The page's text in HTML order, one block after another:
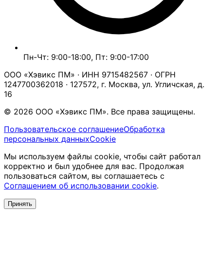
Пн-Чт: 9:00-18:00, Пт: 9:00-17:00
ООО «Хэвикс ПМ» · ИНН 9715482567 · ОГРН
1247700362018 · 127572, г. Москва, ул. Угличская, д.
16
© 2026 ООО «Хэвикс ПМ». Все права защищены.
Пользовательское соглашениеОбработка
персональных данныхCookie
Мы используем файлы cookie, чтобы сайт работал
корректно и был удобнее для вас. Продолжая
пользоваться сайтом, вы соглашаетесь с
Соглашением об использовании cookie.
Принять